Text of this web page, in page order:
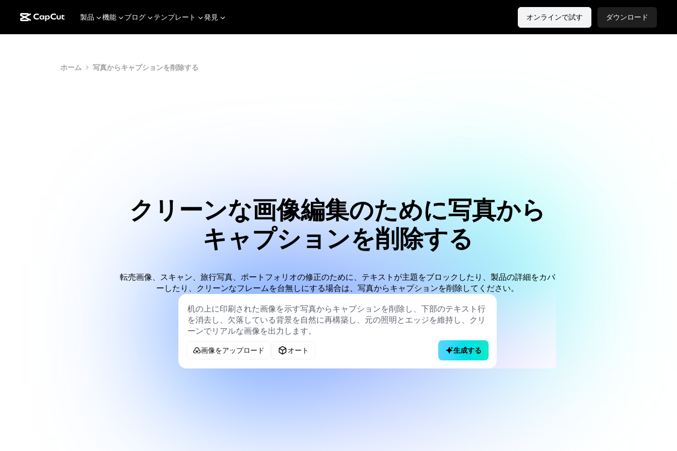
製品 機能 ブログ テンプレート 発見 オンラインで試す ダウンロード
ホーム 写真からキャプションを削除する
クリーンな画像編集のために写真から
キャプションを削除する
転売画像、スキャン、旅行写真、ポートフォリオの修正のために、テキストが主題をブロックしたり、製品の詳細をカバ
ーしたり、クリーンなフレームを台無しにする場合は、写真からキャプションを削除してください。
画像をアップロード オート 生成する